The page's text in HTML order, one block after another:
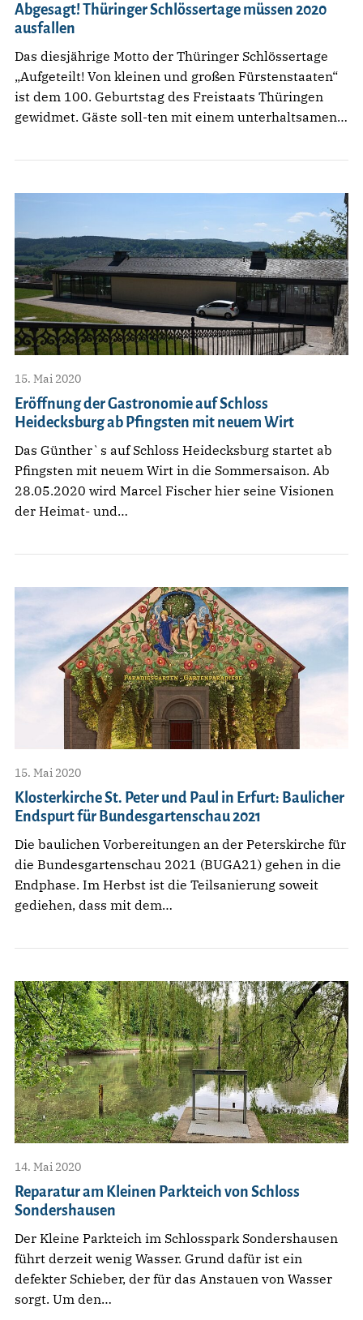
Abgesagt! Thüringer Schlössertage müssen 2020
ausfallen
Das diesjährige Motto der Thüringer Schlössertage
„Aufgeteilt! Von kleinen und großen Fürstenstaaten“
ist dem 100. Geburtstag des Freistaats Thüringen
gewidmet. Gäste soll-ten mit einem unterhaltsamen…
15. Mai 2020
Eröffnung der Gastronomie auf Schloss
Heidecksburg ab Pfingsten mit neuem Wirt
Das Günther`s auf Schloss Heidecksburg startet ab
Pfingsten mit neuem Wirt in die Sommersaison. Ab
28.05.2020 wird Marcel Fischer hier seine Visionen
der Heimat- und…
15. Mai 2020
Klosterkirche St. Peter und Paul in Erfurt: Baulicher
Endspurt für Bundesgartenschau 2021
Die baulichen Vorbereitungen an der Peterskirche für
die Bundesgartenschau 2021 (BUGA21) gehen in die
Endphase. Im Herbst ist die Teilsanierung soweit
gediehen, dass mit dem…
14. Mai 2020
Reparatur am Kleinen Parkteich von Schloss
Sondershausen
Der Kleine Parkteich im Schlosspark Sondershausen
führt derzeit wenig Wasser. Grund dafür ist ein
defekter Schieber, der für das Anstauen von Wasser
sorgt. Um den…